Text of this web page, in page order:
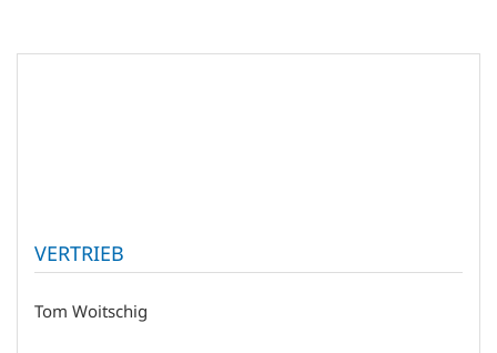
VERTRIEB
Tom Woitschig